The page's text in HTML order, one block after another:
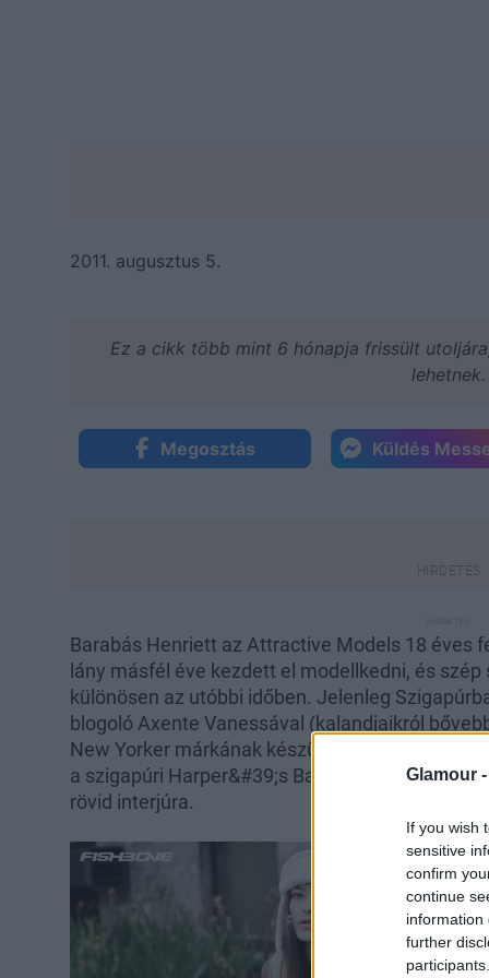
Glamour -
If you wish
sensitive
confirm
continue
information
further
2011. augusztus 5.
Ez a cikk több mint 6 hónapja frissült
lehetnek.
Megosztás Küldés
Barabás Henriett az Attractive Models 18 éves
lány másfél éve kezdett el modellkedni, és
különösen az utóbbi időben. Jelenleg
blogoló Axente Vanessával (kalandjaikról
New Yorker márkának készült kampánya,
a szigapúri Harper&#39;s Bazaarban láthatjuk
rövid interjúra.